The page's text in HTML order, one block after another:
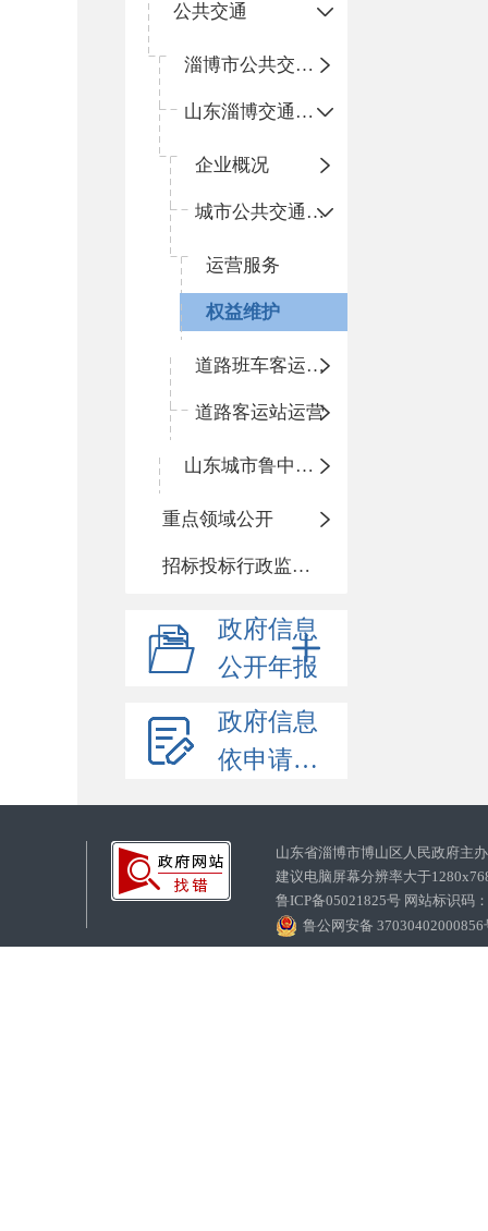
公共交通
淄博市公共交通有限公司博山分公司
山东淄博交通运输集团有限公司博山分公司
企业概况
城市公共交通运营
运营服务
权益维护
道路班车客运运营
道路客运站运营
山东城市鲁中候机楼有限公司博山分公司
重点领域公开
招标投标行政监督责任清单
政府信息
公开年报
政府信息
依申请公开
山东省淄博市博山区人民政府
建议电脑屏幕分辨率大于
鲁ICP备05021825号 网站标识码
鲁公网安备 37030402000856